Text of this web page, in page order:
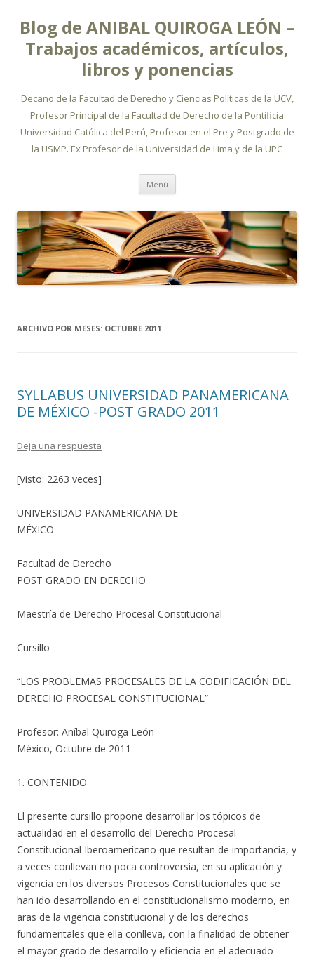
Blog de ANIBAL QUIROGA LEÓN –
Trabajos académicos, artículos,
libros y ponencias
Decano de la Facultad de Derecho y Ciencias Políticas de la UCV,
Profesor Principal de la Facultad de Derecho de la Pontificia
Universidad Católica del Perú, Profesor en el Pre y Postgrado de
la USMP. Ex Profesor de la Universidad de Lima y de la UPC
Menú Ir
contenido
ARCHIVO POR MESES: OCTUBRE 2011
SYLLABUS UNIVERSIDAD PANAMERICANA
DE MÉXICO -POST GRADO 2011
Deja una respuesta
[Visto: 2263 veces]
UNIVERSIDAD PANAMERICANA DE
MÉXICO
Facultad de Derecho
POST GRADO EN DERECHO
Maestría de Derecho Procesal Constitucional
Cursillo
“LOS PROBLEMAS PROCESALES DE LA CODIFICACIÓN DEL
DERECHO PROCESAL CONSTITUCIONAL”
Profesor: Aníbal Quiroga León
México, Octubre de 2011
1. CONTENIDO
El presente cursillo propone desarrollar los tópicos de
actualidad en el desarrollo del Derecho Procesal
Constitucional Iberoamericano que resultan de importancia, y
a veces conllevan no poca controversia, en su aplicación y
vigencia en los diversos Procesos Constitucionales que se
han ido desarrollando en el constitucionalismo moderno, en
aras de la vigencia constitucional y de los derechos
fundamentales que ella conlleva, con la finalidad de obtener
el mayor grado de desarrollo y eficiencia en el adecuado